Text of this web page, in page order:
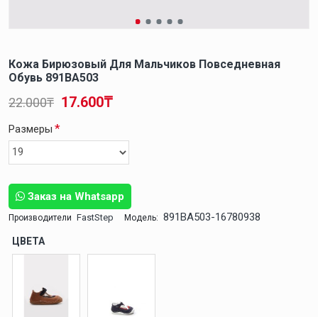
Кожа Бирюзовый Для Мальчиков Повседневная
Обувь 891BA503
Заказ на Whatsapp
Производители FastStep Модель: 891BA503-16780938
17.600₸
22.000₸
Размеры
ЦВЕТА